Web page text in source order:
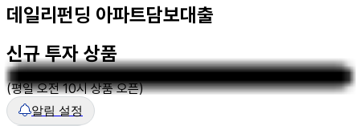
데일리펀딩 아파트담보대출
신규 투자 상품
(평일 오전 10시 상품 오픈)
알림 설정